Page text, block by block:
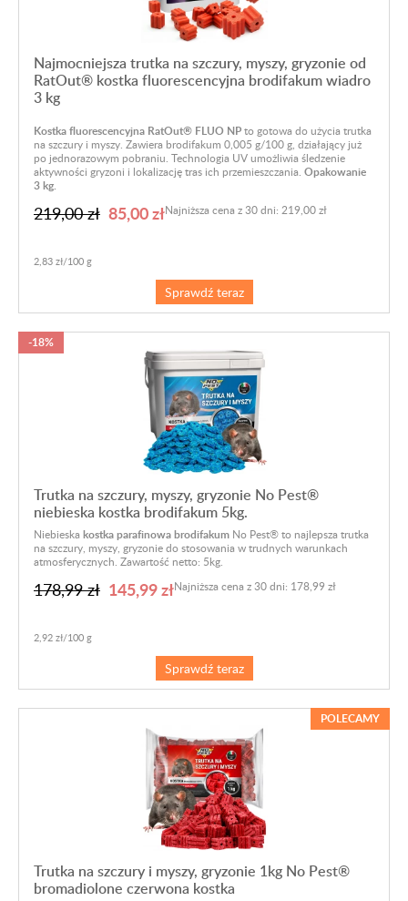
Najmocniejsza trutka na szczury, myszy, gryzonie od
RatOut® kostka fluorescencyjna brodifakum wiadro
3 kg
Kostka fluorescencyjna RatOut® FLUO NPto gotowa do użycia trutka
na szczury i myszy. Zawiera brodifakum 0,005 g/100 g, działający już
po jednorazowym pobraniu. Technologia UV umożliwia śledzenie
aktywności gryzoni i lokalizację tras ich przemieszczania. Opakowanie
3 kg.
219,00 zł 85,00 zł
2,83 zł/100 g
Najniższa cena z 30 dni: 219,00 zł
Sprawdź teraz
Trutka na szczury, myszy, gryzonie No Pest®
niebieska kostka brodifakum 5kg.
-18%
Niebieska kostka parafinowa brodifakum No Pest® to najlepsza trutka
na szczury, myszy, gryzonie do stosowania w trudnych warunkach
atmosferycznych. Zawartość netto: 5kg.
178,99 zł 145,99 zł
2,92 zł/100 g
Najniższa cena z 30 dni: 178,99 zł
Sprawdź teraz
Trutka na szczury i myszy, gryzonie 1kg No Pest®
bromadiolone czerwona kostka
POLECAMY